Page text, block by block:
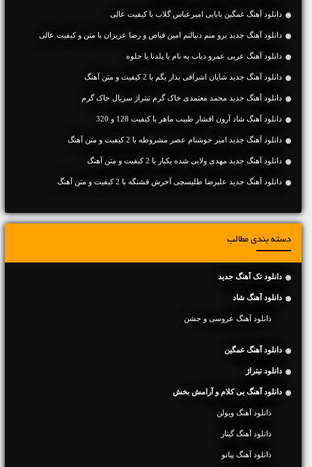
دانلود آهنگ غمگین بابایی امیرعباس گلاب با کیفیت عالی
دانلود آهنگ جديد برو منم دنبالتم امین فیاض و رضا عزیزان با متن و کیفیت عالی
دانلود آهنگ عربی عمرو دياب به نام یا بلدنا یا حلوه
دانلود آهنگ جديد شایان اشراقی بذار بگم با 2 کیفیت و متن آهنگ
دانلود آهنگ جدید محمد معتمدی خاک گرم تیتراژ سریال خاک گرم
دانلود آهنگ شاد آرون افشار طبیب ماهر با کیفیت 128 و 320
دانلود آهنگ جديد امیر خوشنام عصر مشروطه با 2 کیفیت و متن آهنگ
دانلود آهنگ جديد مهدی ولایی شده یکبار با 2 کیفیت و متن آهنگ
دانلود آهنگ جديد علیرضا طلیسچی آخرش قشنگه با 2 کیفیت و متن آهنگ
دسته بندی مطالب
دانلود تک آهنگ جدید
دانلود آهنگ شاد
دانلود آهنگ عروسی و جشن
دانلود آهنگ غمگین
دانلود تیتراژ
دانلود آهنگ بی کلام و آرامش بخش
دانلود آهنگ ویولن
دانلود آهنگ گیتار
دانلود آهنگ پیانو